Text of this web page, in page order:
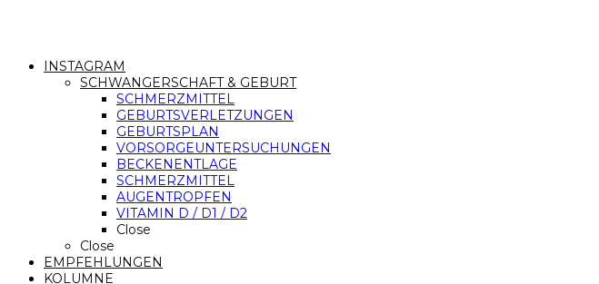
INSTAGRAM
SCHWANGERSCHAFT & GEBURT
SCHMERZMITTEL
GEBURTSVERLETZUNGEN
GEBURTSPLAN
VORSORGEUNTERSUCHUNGEN
BECKENENTLAGE
SCHMERZMITTEL
AUGENTROPFEN
VITAMIN D / D1 / D2
Close
Close
EMPFEHLUNGEN
KOLUMNE